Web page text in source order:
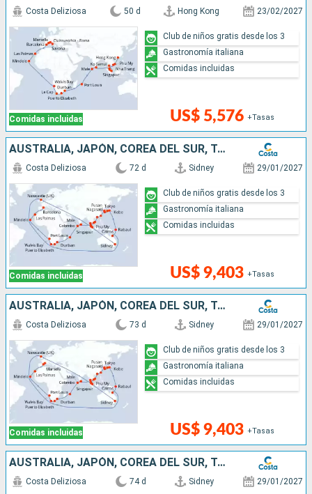
Comidas incluidas
Costa Deliziosa 50 d Hong Kong 23/02/2027
US$ 5,576 +Tasas
Club de niños gratis desde los 3
Gastronomía italiana
Comidas incluidas
AUSTRALIA, JAPÓN, COREA DEL SUR, TAIWÁN, CHINA, VIETNAM, SINGAPUR, MALASIA, SRI LANKA, MALDIVAS, MAURICIO, SUDÁFRICA, NAMIBIA, CABO VERDE, CANARIAS
Comidas incluidas
Costa Deliziosa 72 d Sidney 29/01/2027
US$ 9,403 +Tasas
Club de niños gratis desde los 3
Gastronomía italiana
Comidas incluidas
AUSTRALIA, JAPÓN, COREA DEL SUR, TAIWÁN, CHINA, VIETNAM, SINGAPUR, MALASIA, SRI LANKA, MALDIVAS, MAURICIO, SUDÁFRICA, NAMIBIA, CABO VERDE, CANARIAS
Comidas incluidas
Costa Deliziosa 73 d Sidney 29/01/2027
US$ 9,403 +Tasas
Club de niños gratis desde los 3
Gastronomía italiana
Comidas incluidas
AUSTRALIA, JAPÓN, COREA DEL SUR, TAIWÁN, CHINA, VIETNAM, SINGAPUR, MALASIA, SRI LANKA, MALDIVAS, MAURICIO, SUDÁFRICA, NAMIBIA, CABO VERDE, CANARIAS
Costa Deliziosa 74 d Sidney 29/01/2027